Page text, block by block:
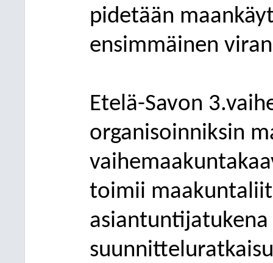
pidetään
ensimmäinen
Etelä-Savon
organisoinniksin
toimii